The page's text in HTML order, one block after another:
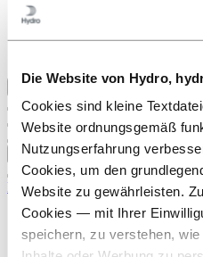
Die Website von Hydro,
Cookies sind kleine
Website ordnungsgemäß
Nutzungserfahrung
Cookies, um den
Website zu gewährleisten.
Cookies — mit Ihrer
speichern, zu verstehen,
Sponsorships
Zurück zum Hauptmenü
Schließen
Karriere
Stellenangebote
Studierende und
Leben bei Hydro